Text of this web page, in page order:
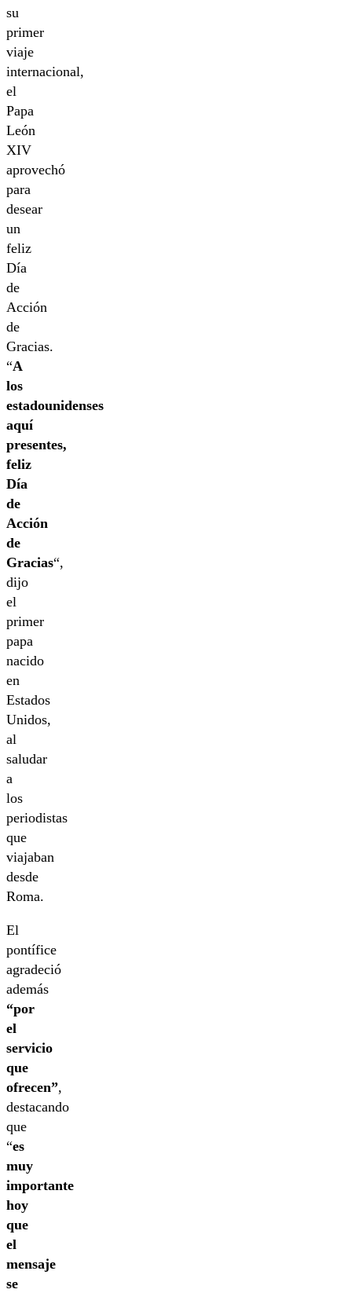
su
primer
viaje
internacional,
el
Papa
León
XIV
aprovechó
para
desear
un
feliz
Día
de
Acción
de
Gracias.
“A
los
estadounidenses
aquí
presentes,
feliz
Día
de
Acción
de
Gracias“,
dijo
el
primer
papa
nacido
en
Estados
Unidos,
al
saludar
a
los
periodistas
que
viajaban
desde
Roma.
El
pontífice
agradeció
además
“por
el
servicio
que
ofrecen”,
destacando
que
“es
muy
importante
hoy
que
el
mensaje
se